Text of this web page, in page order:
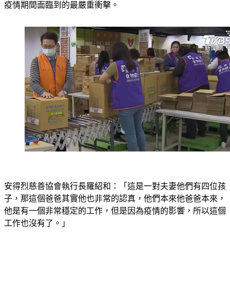
來了解，主要為弱勢家庭配送食物的「安得烈食物銀行」，在
安得烈慈善協會執行長羅紹和：「這是一對夫妻他們有四位孩
子，那這個爸爸其實他也非常的認真，他們本來他爸爸本來，
他是有一個非常穩定的工作，但是因為疫情的影響，所以這個